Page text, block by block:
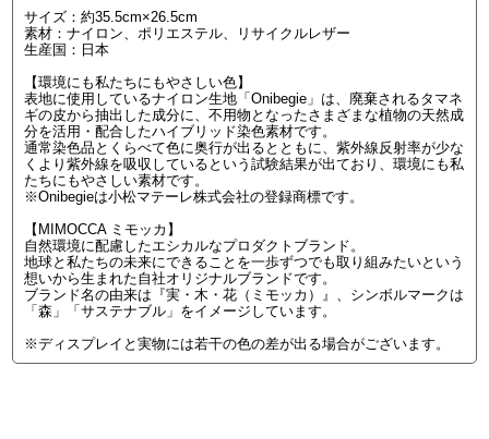
サイズ：約35.5cm×26.5cm
素材：ナイロン、ポリエステル、リサイクルレザー
生産国：日本
【環境にも私たちにもやさしい色】
表地に使用しているナイロン生地「Onibegie」は、廃棄されるタマネ
ギの皮から抽出した成分に、不用物となったさまざまな植物の天然成
分を活用・配合したハイブリッド染色素材です。
通常染色品とくらべて色に奥行が出るとともに、紫外線反射率が少な
くより紫外線を吸収しているという試験結果が出ており、環境にも私
たちにもやさしい素材です。
※Onibegieは小松マテーレ株式会社の登録商標です。
【MIMOCCA ミモッカ】
自然環境に配慮したエシカルなプロダクトブランド。
地球と私たちの未来にできることを一歩ずつでも取り組みたいという
想いから生まれた自社オリジナルブランドです。
ブランド名の由来は『実・木・花（ミモッカ）』、シンボルマークは
「森」「サステナブル」をイメージしています。
※ディスプレイと実物には若干の色の差が出る場合がございます。